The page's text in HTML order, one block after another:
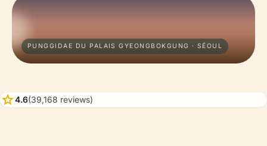
PUNGGIDAE DU PALAIS GYEONGBOKGUNG · SÉOUL
star4.6(39,168 reviews)